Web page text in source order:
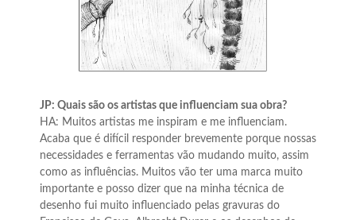
JP: Quais são os artistas que influenciam sua obra?
HA: Muitos artistas me inspiram e me influenciam.
Acaba que é difícil responder brevemente porque nossas
necessidades e ferramentas vão mudando muito, assim
como as influências. Muitos vão ter uma marca muito
importante e posso dizer que na minha técnica de
desenho fui muito influenciado pelas gravuras do